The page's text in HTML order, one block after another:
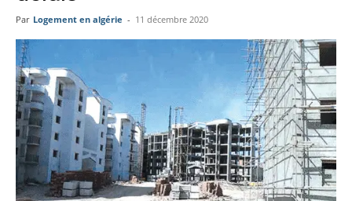
Par Logement en algérie - 11 décembre 2020